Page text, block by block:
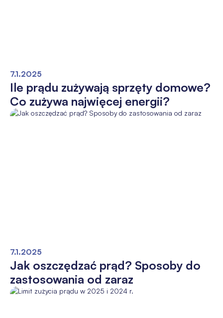
7.1.2025
Ile prądu zużywają sprzęty domowe?
Co zużywa najwięcej energii?
7.1.2025
Jak oszczędzać prąd? Sposoby do
zastosowania od zaraz